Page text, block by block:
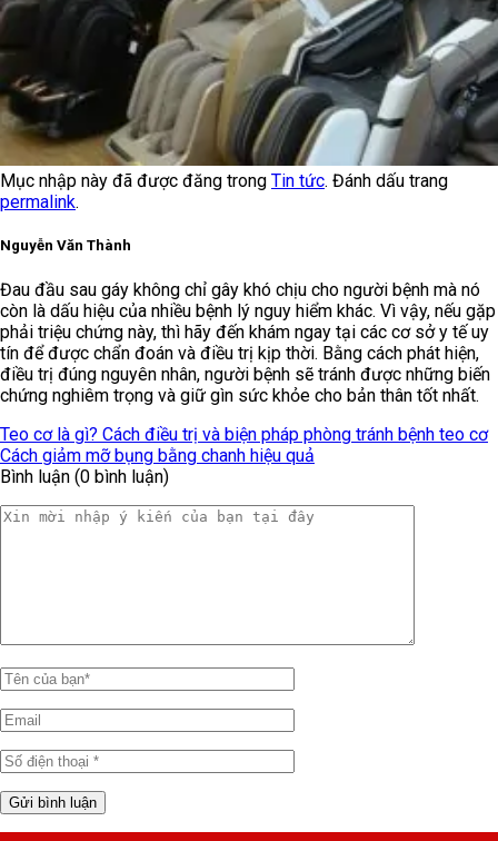
Mục nhập này đã được đăng trong Tin tức. Đánh dấu trang
permalink.
Nguyễn Văn Thành
Đau đầu sau gáy không chỉ gây khó chịu cho người bệnh mà nó
còn là dấu hiệu của nhiều bệnh lý nguy hiểm khác. Vì vậy, nếu gặp
phải triệu chứng này, thì hãy đến khám ngay tại các cơ sở y tế uy
tín để được chẩn đoán và điều trị kịp thời. Bằng cách phát hiện,
điều trị đúng nguyên nhân, người bệnh sẽ tránh được những biến
chứng nghiêm trọng và giữ gìn sức khỏe cho bản thân tốt nhất.
Teo cơ là gì? Cách điều trị và biện pháp phòng tránh bệnh teo cơ
Cách giảm mỡ bụng bằng chanh hiệu quả
Bình luận (0 bình luận)